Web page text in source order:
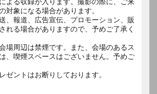
対象になる場合があります。
、報道、広告宣伝、プロモーション、販
れる場合がありますので、予めご了承く
場周辺は禁煙です。また、会場のあるス
、喫煙スペースはございません。予めご
ゼントはお断りしております。